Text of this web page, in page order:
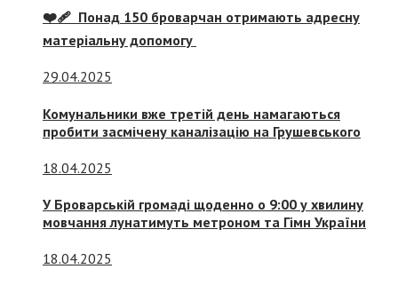
❤️‍🩹 Понад 150 броварчан отримають адресну
матеріальну допомогу
29.04.2025
Комунальники вже третій день намагаються
пробити засмічену каналізацію на Грушевського
18.04.2025
У Броварській громаді щоденно о 9:00 у хвилину
мовчання лунатимуть метроном та Гімн України
18.04.2025